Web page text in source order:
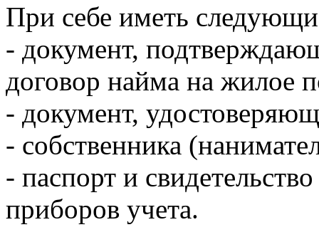
При себе иметь
- документ,
договор найма на жилое
- документ,
- собственника
- паспорт и
приборов учета.